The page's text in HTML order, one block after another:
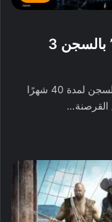
في مشهد نادر: الحكم على “هاكر” بالسجن 3
بالأمس تم الحكم على “الهاكر” Gary Bowser بالسجن لمدة 40 شهرًا